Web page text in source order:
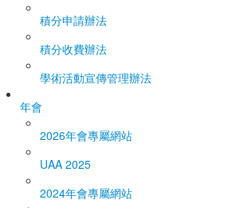
積分申請辦法
積分收費辦法
學術活動宣傳管理辦法
年會
2026年會專屬網站
UAA 2025
2024年會專屬網站